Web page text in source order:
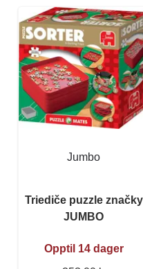
Jumbo
Triediče puzzle značky
JUMBO
Opptil 14 dager